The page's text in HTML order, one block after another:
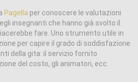
Pagella per conoscere le valutazioni
insegnanti che hanno già svolto il
fare. Uno strumento utile in
per capire il grado di soddisfazione
della gita: il servizio fornito
del costo, gli animatori, ecc.